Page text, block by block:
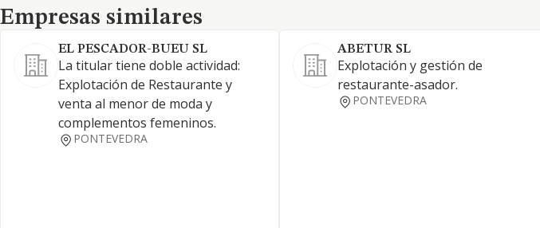
Empresas similares
Empresas similares
EL PESCADOR-BUEU SL
La titular tiene doble actividad:
Explotación de Restaurante y
venta al menor de moda y
complementos femeninos.
PONTEVEDRA
ABETUR SL
Explotación y gestión de
restaurante-asador.
PONTEVEDRA